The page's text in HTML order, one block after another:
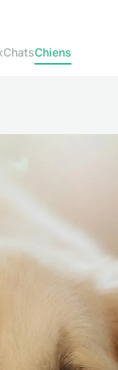
ChatsChiens